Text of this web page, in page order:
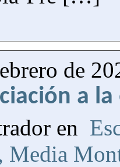
de
a
en
Media